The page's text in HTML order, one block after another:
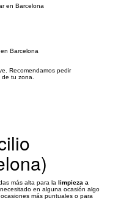
en Barcelona
Barcelona
Recomendamos pedir
tu zona.
más alta para la limpieza a
en alguna ocasión algo
más puntuales o para